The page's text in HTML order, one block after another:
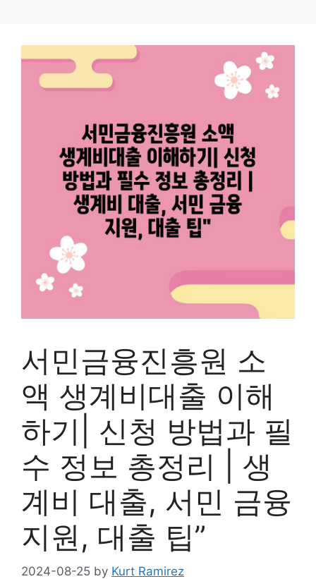
서민금융진흥원 소
액 생계비대출 이해
하기| 신청 방법과 필
수 정보 총정리 | 생
계비 대출, 서민 금융
지원, 대출 팁”
2024-08-25 by Kurt Ramirez